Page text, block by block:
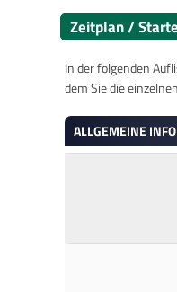
Zeitplan /
In der folgenden
dem Sie die
ALLGEMEINE